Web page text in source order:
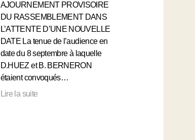
AJOURNEMENT PROVISOIRE
DU RASSEMBLEMENT DANS
L’ATTENTE D’UNE NOUVELLE
DATE La tenue de l’audience en
date du 8 septembre à laquelle
D.HUEZ et B. BERNERON
étaient convoqués…
Lire la suite